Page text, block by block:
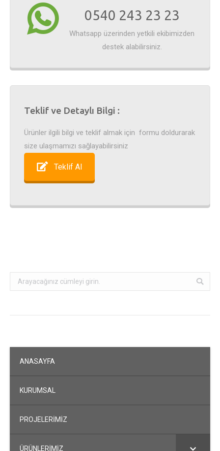
0540 243 23 23
Whatsapp üzerinden yetkili ekibimizden
destek alabilirsiniz.
Teklif ve Detaylı Bilgi :
Ürünler ilgili bilgi ve teklif almak için formu doldurarak
size ulaşmamızı sağlayabilirsiniz
Teklif Al
Search:
ANASAYFA
KURUMSAL
PROJELERİMİZ
ÜRÜNLERİMİZ